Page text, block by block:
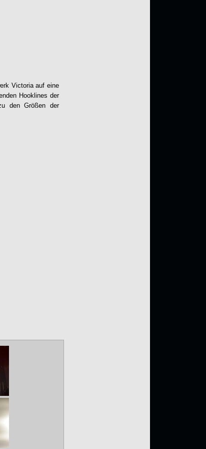
Victoria auf eine
Hooklines der
den Größen der